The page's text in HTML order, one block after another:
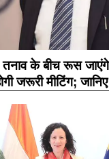
तनाव के बीच रूस
जरूरी मीटिंग;